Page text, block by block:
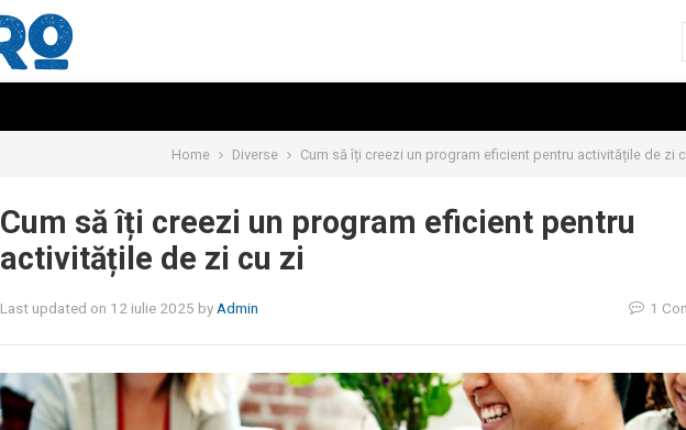
Home Diverse Cum să îți creezi un program eficient pentru activitățile de zi
Cum să îți creezi un program eficient pentru
activitățile de zi cu zi
Last updated on 12 iulie 2025 by Admin 1